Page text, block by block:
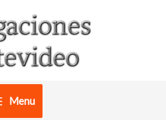
Menu